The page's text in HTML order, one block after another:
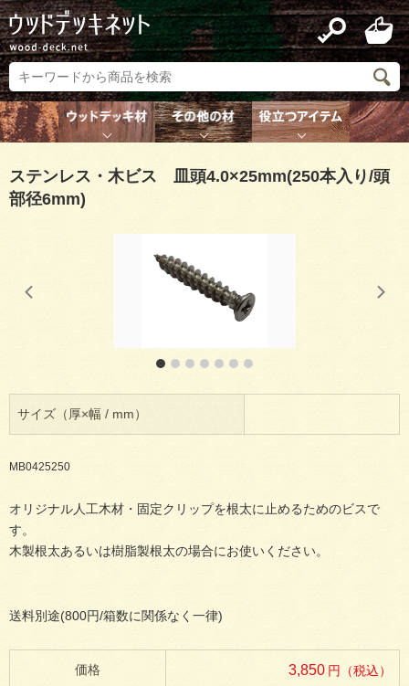
ステンレス・木ビス 皿頭4.0×25mm(250本入り/頭
部径6mm)
1 2 3 4 5 6
サイズ（厚×幅 / mm）
MB0425250
オリジナル人工木材・固定クリップを根太に止めるためのビスで
す。
木製根太あるいは樹脂製根太の場合にお使いください。
送料別途(800円/箱数に関係なく一律)
価格 3,850 円（税込）